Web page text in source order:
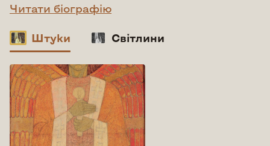
Читати біографію
Штуки Світлини